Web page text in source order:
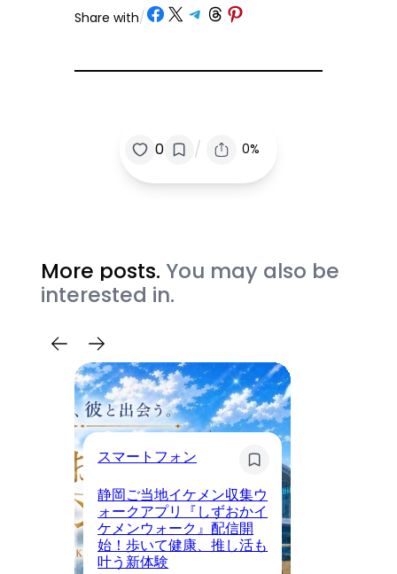
Share with/ Share on Facebook
Share on X Share on Telegram
Share on Threads
Share on Pinterest
0 / 0%
More posts. You may also be
interested in.
スマートフォン
静岡ご当地イケメン収集ウ
ォークアプリ『しずおかイ
ケメンウォーク』配信開
始！歩いて健康、推し活も
叶う新体験